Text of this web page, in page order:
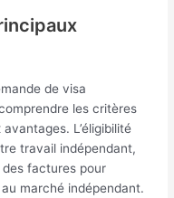
de visa
les critères
L’éligibilité
travail indépendant,
factures pour
marché indépendant.